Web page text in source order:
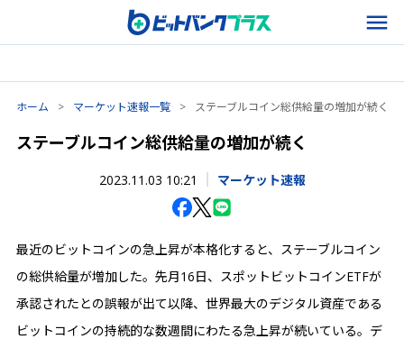
ホーム > マーケット速報一覧 > ステーブルコイン総供給量の増加が続く
ステーブルコイン総供給量の増加が続く
2023.11.03 10:21 マーケット速報
最近のビットコインの急上昇が本格化すると、ステーブルコイン
の総供給量が増加した。先月16日、スポットビットコインETFが
承認されたとの誤報が出て以降、世界最大のデジタル資産である
ビットコインの持続的な数週間にわたる急上昇が続いている。デ